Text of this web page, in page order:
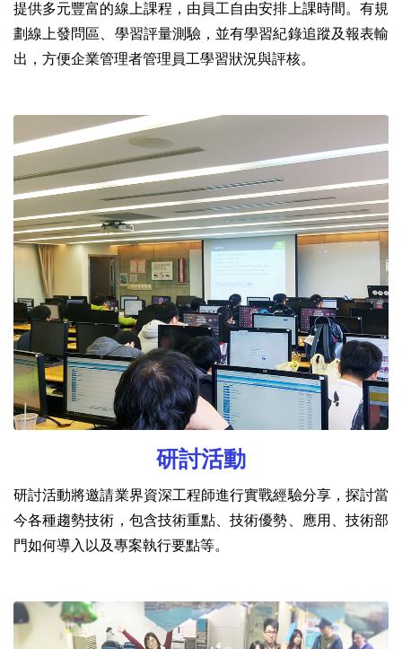
提供多元豐富的線上課程，由員工自由安排上課時間。有規
劃線上發問區、學習評量測驗，並有學習紀錄追蹤及報表輸
出，方便企業管理者管理員工學習狀況與評核。
研討活動
研討活動將邀請業界資深工程師進行實戰經驗分享，探討當
今各種趨勢技術，包含技術重點、技術優勢、應用、技術部
門如何導入以及專案執行要點等。